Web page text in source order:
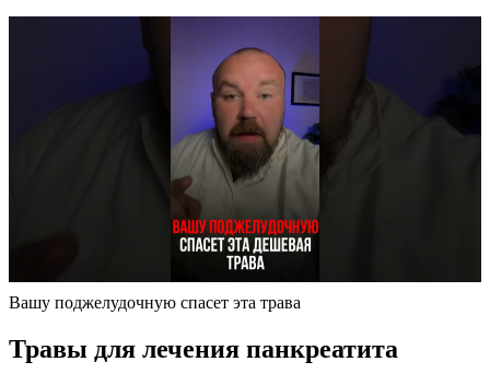
Вашу поджелудочную спасет эта трава
Травы для лечения панкреатита